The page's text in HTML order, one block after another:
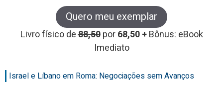
Quero meu exemplar
Livro físico de88,50 por68,50 +Bônus: eBook
Imediato
Israel e Líbano em Roma: Negociações sem Avanços